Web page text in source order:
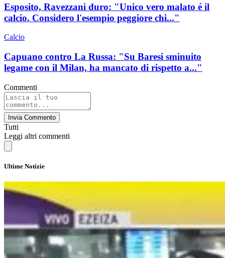
Esposito, Ravezzani duro: "Unico vero malato é il
calcio. Considero l'esempio peggiore chi..."
Calcio
Capuano contro La Russa: "Su Baresi sminuito
legame con il Milan, ha mancato di rispetto a..."
Commenti
Invia Commento
Tutti
Leggi altri commenti
Ultime Notizie